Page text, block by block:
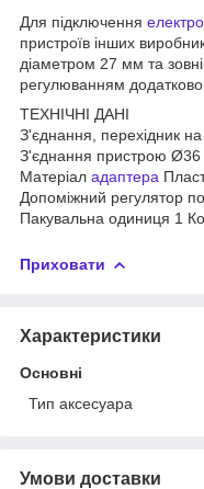
Для підключення
пристроїв інших
діаметром 27 мм та
регулюванням
ТЕХНІЧНІ ДАНІ
З'єднання, перехідник на
З'єднання пристрою
Матеріал адаптера
Допоміжний регулятор
Пакувальна одиниця 1
Приховати
Характеристики
Основні
Тип аксесуара
Умови доставки